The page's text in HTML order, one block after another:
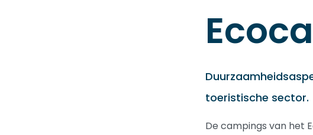
toeristische sector.
De campings van het